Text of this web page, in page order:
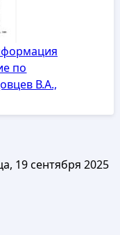
по
В.А.,
19 сентября 2025